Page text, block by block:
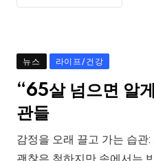
뉴스 라이프/건강
“65살 넘으면 알
관들
감정을 오래 끌고 가는 습관